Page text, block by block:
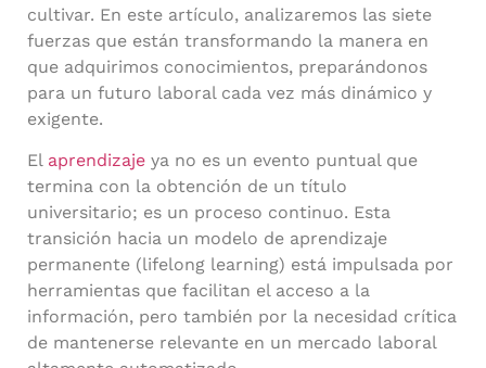
cultivar. En este artículo, analizaremos las siete
fuerzas que están transformando la manera en
que adquirimos conocimientos, preparándonos
para un futuro laboral cada vez más dinámico y
exigente.
El aprendizaje ya no es un evento puntual que
termina con la obtención de un título
universitario; es un proceso continuo. Esta
transición hacia un modelo de aprendizaje
permanente (lifelong learning) está impulsada por
herramientas que facilitan el acceso a la
información, pero también por la necesidad crítica
de mantenerse relevante en un mercado laboral